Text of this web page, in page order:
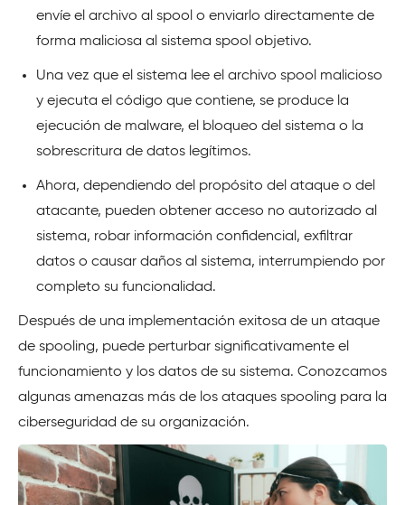
envíe el archivo al spool o enviarlo directamente de
forma maliciosa al sistema spool objetivo.
Una vez que el sistema lee el archivo spool malicioso
y ejecuta el código que contiene, se produce la
ejecución de malware, el bloqueo del sistema o la
sobrescritura de datos legítimos.
Ahora, dependiendo del propósito del ataque o del
atacante, pueden obtener acceso no autorizado al
sistema, robar información confidencial, exfiltrar
datos o causar daños al sistema, interrumpiendo por
completo su funcionalidad.
Después de una implementación exitosa de un ataque
de spooling, puede perturbar significativamente el
funcionamiento y los datos de su sistema. Conozcamos
algunas amenazas más de los ataques spooling para la
ciberseguridad de su organización.